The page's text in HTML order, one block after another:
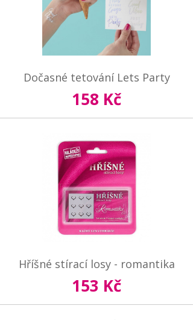
Dočasné tetování Lets Party
158 Kč
Hříšné stírací losy - romantika
153 Kč